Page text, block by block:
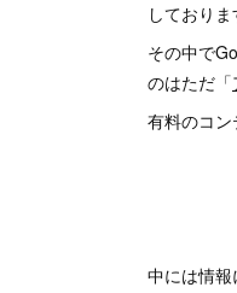
しておりま
その中で
のはただ「
有料のコン
中には情